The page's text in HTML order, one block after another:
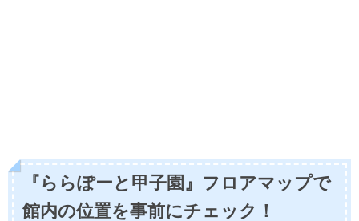
『ららぽーと甲子園』フロアマップで
館内の位置を事前にチェック！